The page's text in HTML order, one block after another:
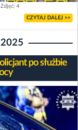
Zdjęć: 4
CZYTAJ DALEJ >>
po służbie